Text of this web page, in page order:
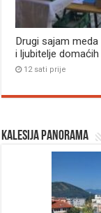
Drugi sajam
i ljubitelje
12 sati prije
Kalesija panorama